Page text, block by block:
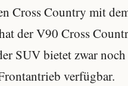
Cross Country mit
der V90 Cross
SUV bietet zwar
verfügbar.